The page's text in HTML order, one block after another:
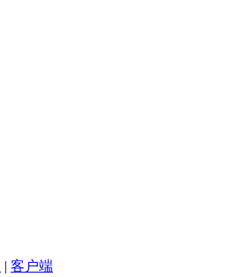
| 客户端